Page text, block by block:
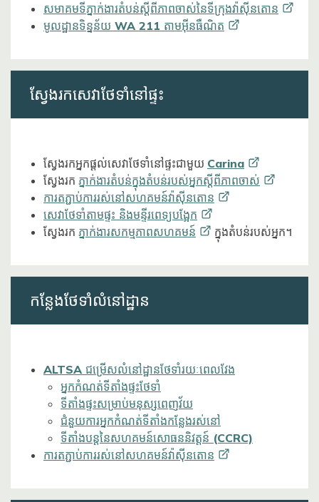
សមាគមទីភ្នាក់ងារតំបន់ស្តីពីភាពចាស់នៃទីក្រុងវ៉ាស៊ីនតោន
មូលដ្ឋានទិន្នន័យ WA 211 តាមអ៊ីនធឺណិត
ស្វែងរកសេវាថែទាំនៅផ្ទះ
ស្វែងរកអ្នកផ្តល់សេវាថែទាំនៅផ្ទះជាមួយ Carina
ស្វែងរក ភ្នាក់ងារតំបន់ក្នុងតំបន់របស់អ្នកស្តីពីភាពចាស់
ការតភ្ជាប់ការរស់នៅសហគមន៍វ៉ាស៊ីនតោន
សេវាថែទាំតាមផ្ទះ និងមន្ទីរពេទ្យបង្អែក
ស្វែងរក ភ្នាក់ងារសកម្មភាពសហគមន៍ ក្នុងតំបន់របស់អ្នក។
កន្លែងថែទាំលំនៅដ្ឋាន
ALTSA ជម្រើសលំនៅដ្ឋានថែទាំរយៈពេលវែង
អ្នកកំណត់ទីតាំងផ្ទះថែទាំ
ទីតាំងផ្ទះសម្រាប់មនុស្សពេញវ័យ
ជំនួយការអ្នកកំណត់ទីតាំងកន្លែងរស់នៅ
ទីតាំងបន្តនៃសហគមន៍សោធននិវត្តន៍ (CCRC)
ការតភ្ជាប់ការរស់នៅសហគមន៍វ៉ាស៊ីនតោន